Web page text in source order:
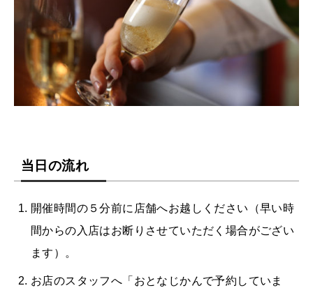
当日の流れ
開催時間の５分前に店舗へお越しください（早い時
間からの入店はお断りさせていただく場合がござい
ます）。
お店のスタッフへ「おとなじかんで予約していま